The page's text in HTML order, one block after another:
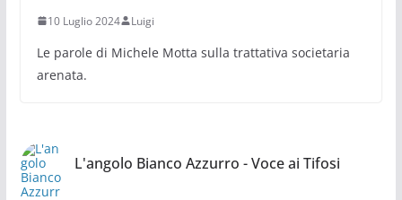
10 Luglio 2024 Luigi
Le parole di Michele Motta sulla trattativa societaria
arenata.
L'angolo Bianco Azzurro - Voce ai Tifosi